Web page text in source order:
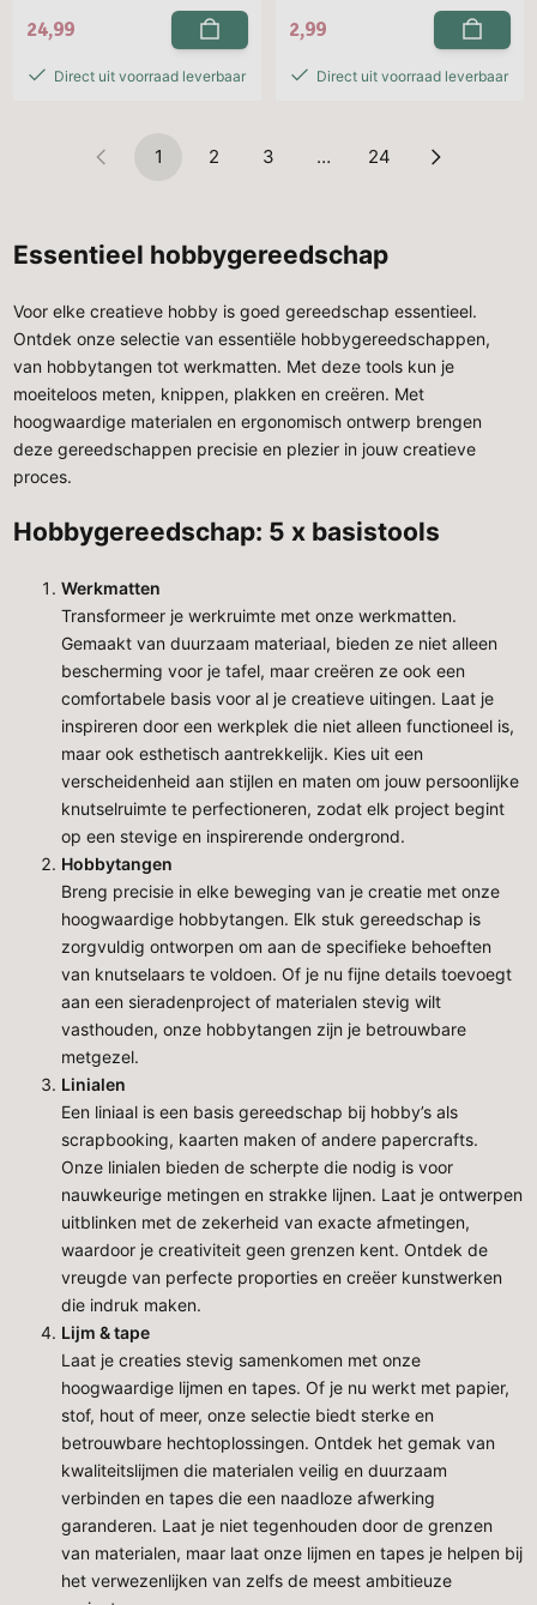
24,99
Direct uit voorraad leverbaar
2,99
Direct uit voorraad leverbaar
1 2 3 … 24
Essentieel hobbygereedschap
Voor elke creatieve hobby is goed gereedschap essentieel.
Ontdek onze selectie van essentiële hobbygereedschappen,
van hobbytangen tot werkmatten. Met deze tools kun je
moeiteloos meten, knippen, plakken en creëren. Met
hoogwaardige materialen en ergonomisch ontwerp brengen
deze gereedschappen precisie en plezier in jouw creatieve
proces.
Hobbygereedschap: 5 x basistools
Werkmatten
Transformeer je werkruimte met onze werkmatten.
Gemaakt van duurzaam materiaal, bieden ze niet alleen
bescherming voor je tafel, maar creëren ze ook een
comfortabele basis voor al je creatieve uitingen. Laat je
inspireren door een werkplek die niet alleen functioneel is,
maar ook esthetisch aantrekkelijk. Kies uit een
verscheidenheid aan stijlen en maten om jouw persoonlijke
knutselruimte te perfectioneren, zodat elk project begint
op een stevige en inspirerende ondergrond.
Hobbytangen
Breng precisie in elke beweging van je creatie met onze
hoogwaardige hobbytangen. Elk stuk gereedschap is
zorgvuldig ontworpen om aan de specifieke behoeften
van knutselaars te voldoen. Of je nu fijne details toevoegt
aan een sieradenproject of materialen stevig wilt
vasthouden, onze hobbytangen zijn je betrouwbare
metgezel.
Linialen
Een liniaal is een basis gereedschap bij hobby’s als
scrapbooking, kaarten maken of andere papercrafts.
Onze linialen bieden de scherpte die nodig is voor
nauwkeurige metingen en strakke lijnen. Laat je ontwerpen
uitblinken met de zekerheid van exacte afmetingen,
waardoor je creativiteit geen grenzen kent. Ontdek de
vreugde van perfecte proporties en creëer kunstwerken
die indruk maken.
Lijm & tape
Laat je creaties stevig samenkomen met onze
hoogwaardige lijmen en tapes. Of je nu werkt met papier,
stof, hout of meer, onze selectie biedt sterke en
betrouwbare hechtoplossingen. Ontdek het gemak van
kwaliteitslijmen die materialen veilig en duurzaam
verbinden en tapes die een naadloze afwerking
garanderen. Laat je niet tegenhouden door de grenzen
van materialen, maar laat onze lijmen en tapes je helpen bij
het verwezenlijken van zelfs de meest ambitieuze